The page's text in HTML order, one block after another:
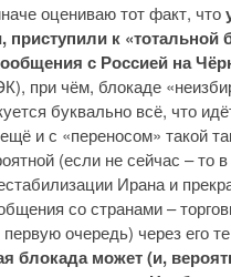
оцениваю тот факт, что
приступили к «тотальной
с Россией на
при чём, блокаде
буквально всё, что
и с «переносом» такой
(если не сейчас – то
Ирана и
со странами –
очередь) через его
блокада может (и,